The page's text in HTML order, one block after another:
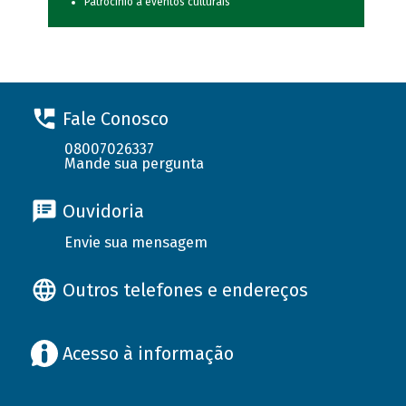
Fale Conosco
08007026337
Mande sua pergunta
Ouvidoria
Envie sua mensagem
Outros telefones e endereços
Acesso à informação